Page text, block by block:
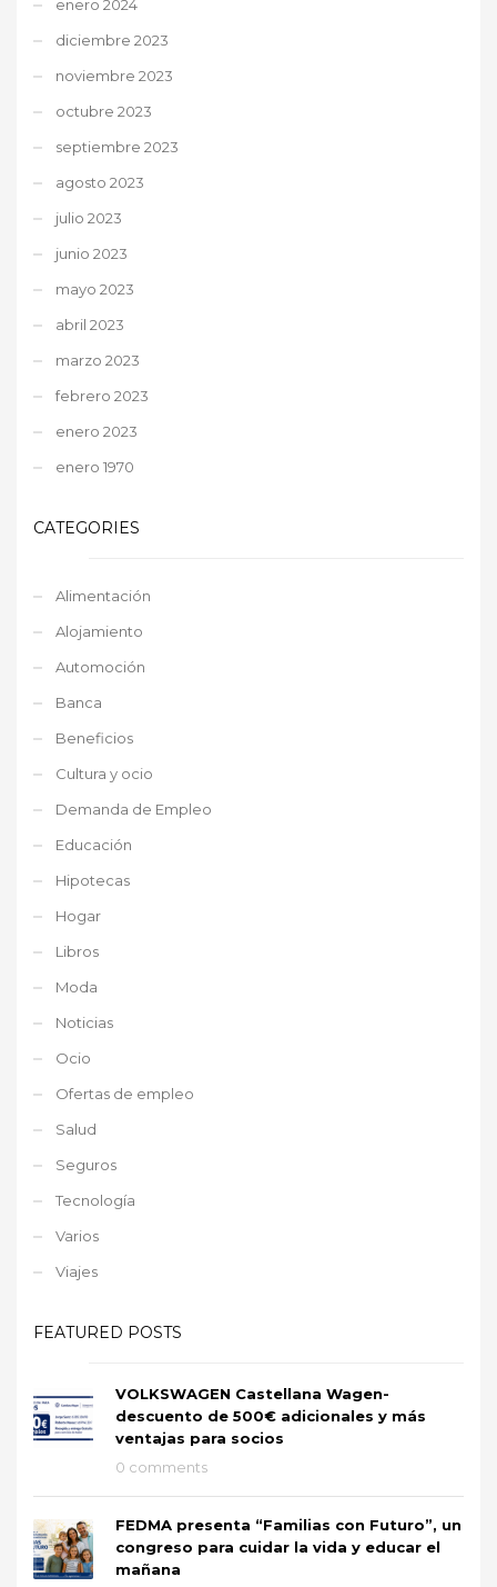
enero 2024
diciembre 2023
noviembre 2023
octubre 2023
septiembre 2023
agosto 2023
julio 2023
junio 2023
mayo 2023
abril 2023
marzo 2023
febrero 2023
enero 2023
enero 1970
CATEGORIES
Alimentación
Alojamiento
Automoción
Banca
Beneficios
Cultura y ocio
Demanda de Empleo
Educación
Hipotecas
Hogar
Libros
Moda
Noticias
Ocio
Ofertas de empleo
Salud
Seguros
Tecnología
Varios
Viajes
FEATURED POSTS
VOLKSWAGEN Castellana Wagen-
descuento de 500€ adicionales y más
ventajas para socios
0 comments
FEDMA presenta “Familias con Futuro”, un
congreso para cuidar la vida y educar el
mañana